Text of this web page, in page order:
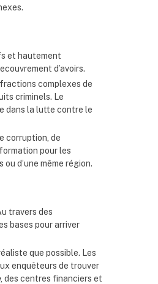
et hautement
d’avoirs.
complexes de
criminels. Le
dans la lutte contre le
corruption, de
pour les
d’une même région.
travers des
bases pour arriver
que possible. Les
enquêteurs de trouver
, des centres financiers et